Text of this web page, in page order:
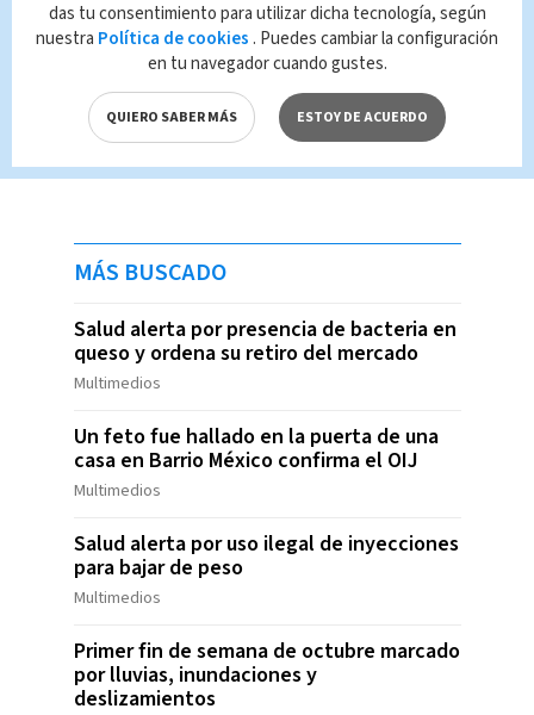
MÁS BUSCADO
Salud alerta por presencia de bacteria en
queso y ordena su retiro del mercado
Multimedios
Un feto fue hallado en la puerta de una
casa en Barrio México confirma el OIJ
Multimedios
Salud alerta por uso ilegal de inyecciones
para bajar de peso
Multimedios
Primer fin de semana de octubre marcado
por lluvias, inundaciones y
deslizamientos
das tu consentimiento para utilizar dicha tecnología, según
nuestra Política de cookies . Puedes cambiar la configuración
en tu navegador cuando gustes.
QUIERO SABER MÁS ESTOY DE ACUERDO